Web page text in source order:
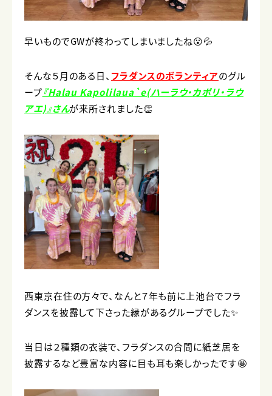
早いものでGWが終わってしまいましたね😮💦
そんな５月のある日、 フラダンスのボランティアのグル
ープ『Halau Kapolilaua`e(ハーラウ・カポリ・ラウ
アエ)』さんが来所されました👏
西東京在住の方々で、なんと７年も前に上池台でフラ
ダンスを披露して下さった縁があるグループでした✨
当日は２種類の衣装で、フラダンスの合間に紙芝居を
披露するなど豊富な内容に目も耳も楽しかったです🤩